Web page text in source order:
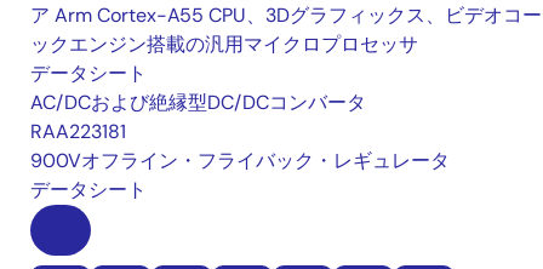
ア Arm Cortex-A55 CPU、3Dグラフィックス、ビデオコ
ックエンジン搭載の汎用マイクロプロセッサ
データシート
AC/DCおよび絶縁型DC/DCコンバータ
RAA223181
900Vオフライン・フライバック・レギュレータ
データシート